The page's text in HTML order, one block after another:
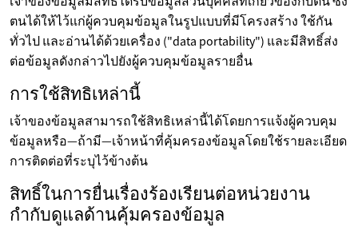
ตนได้ให้ไว้แก่ผู้ควบคุมข้อมูลในรูปแบบที่มีโครงสร้าง ใช้กัน
ทั่วไป และอ่านได้ด้วยเครื่อง ("data portability") และมีสิทธิ์ส่ง
ต่อข้อมูลดังกล่าวไปยังผู้ควบคุมข้อมูลรายอื่น
การใช้สิทธิเหล่านี้
เจ้าของข้อมูลสามารถใช้สิทธิเหล่านี้ได้โดยการแจ้งผู้ควบคุม
ข้อมูลหรือ—ถ้ามี—เจ้าหน้าที่คุ้มครองข้อมูลโดยใช้รายละเอียด
การติดต่อที่ระบุไว้ข้างต้น
สิทธิ์ในการยื่นเรื่องร้องเรียนต่อหน่วยงาน
กำกับดูแลด้านคุ้มครองข้อมูล